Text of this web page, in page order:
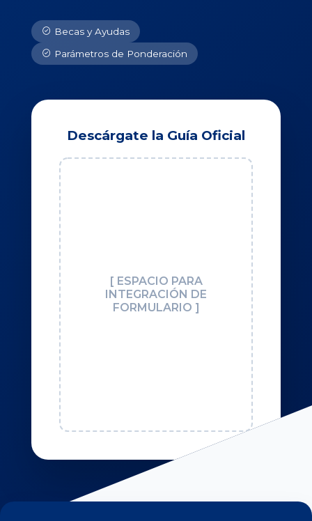
Becas y Ayudas
Parámetros de Ponderación
Descárgate la Guía Oficial
[ ESPACIO PARA
INTEGRACIÓN DE
FORMULARIO ]